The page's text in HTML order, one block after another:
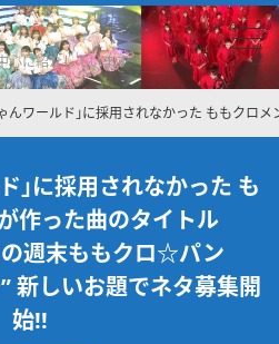
心に紹介しています
んワールド｣に採用されなかった ももクロ
｣に採用されなかった も
作った曲のタイトル
週末ももクロ☆パン
新しいお題でネタ募集開
始!!